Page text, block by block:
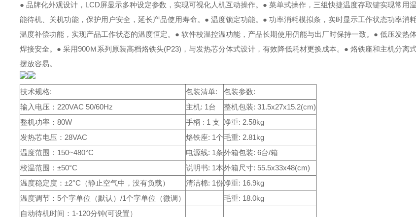
● 品牌化外观设计，LCD屏显示多种设定参数，实现可视化人机互动操作。 ● 菜单式操作，三组快捷温度存取键实现常用
能待机、关机功能，保护用户安全，延长产品使用寿命。 ● 温度锁定功能。 ● 功率消耗模拟条，实时显示工作状态功率消耗
温度补偿功能，实现产品工作状态的温度恒定。 ● 软件校温控温功能，产品长期使用仍能与出厂时保持一致。 ● 低压发热
焊接安全。 ● 采用900Ｍ系列原装高档烙铁头(P23)，与发热芯分体式设计， 有效降低耗材更换成本。 ● 烙铁座和主机分离
摆放容易。
技术规格: 包装清单:
包装参数:
输入电压：220VAC 50/60Hz
主机: 1台
整机包装: 31.5x27x15.2(cm)
整机功率：80W
手柄 : 1 支 净重: 2.58kg
发热芯电压：28VAC
烙铁座: 1个毛重: 2.81kg
温度范围：150~480°C
电源线: 1条外箱包装: 6台/箱
校温范围：±50°C
说明书: 1本外箱尺寸: 55.5x33x48(cm)
温度稳定度：±2°C（静止空气中，没有负载）
清洁棉: 1份净重: 16.9kg
温度调节：5个字单位（默认）/1个字单位（微调）
毛重: 18.0kg
自动待机时间：1-120分钟(可设置）